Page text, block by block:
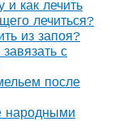
и как лечить
лечиться?
из запоя?
с
после
народными